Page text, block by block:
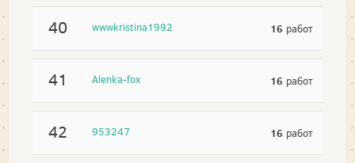
40 wwwkristina1992 16 работ
41 Alenka-fox 16 работ
42 953247 16 работ